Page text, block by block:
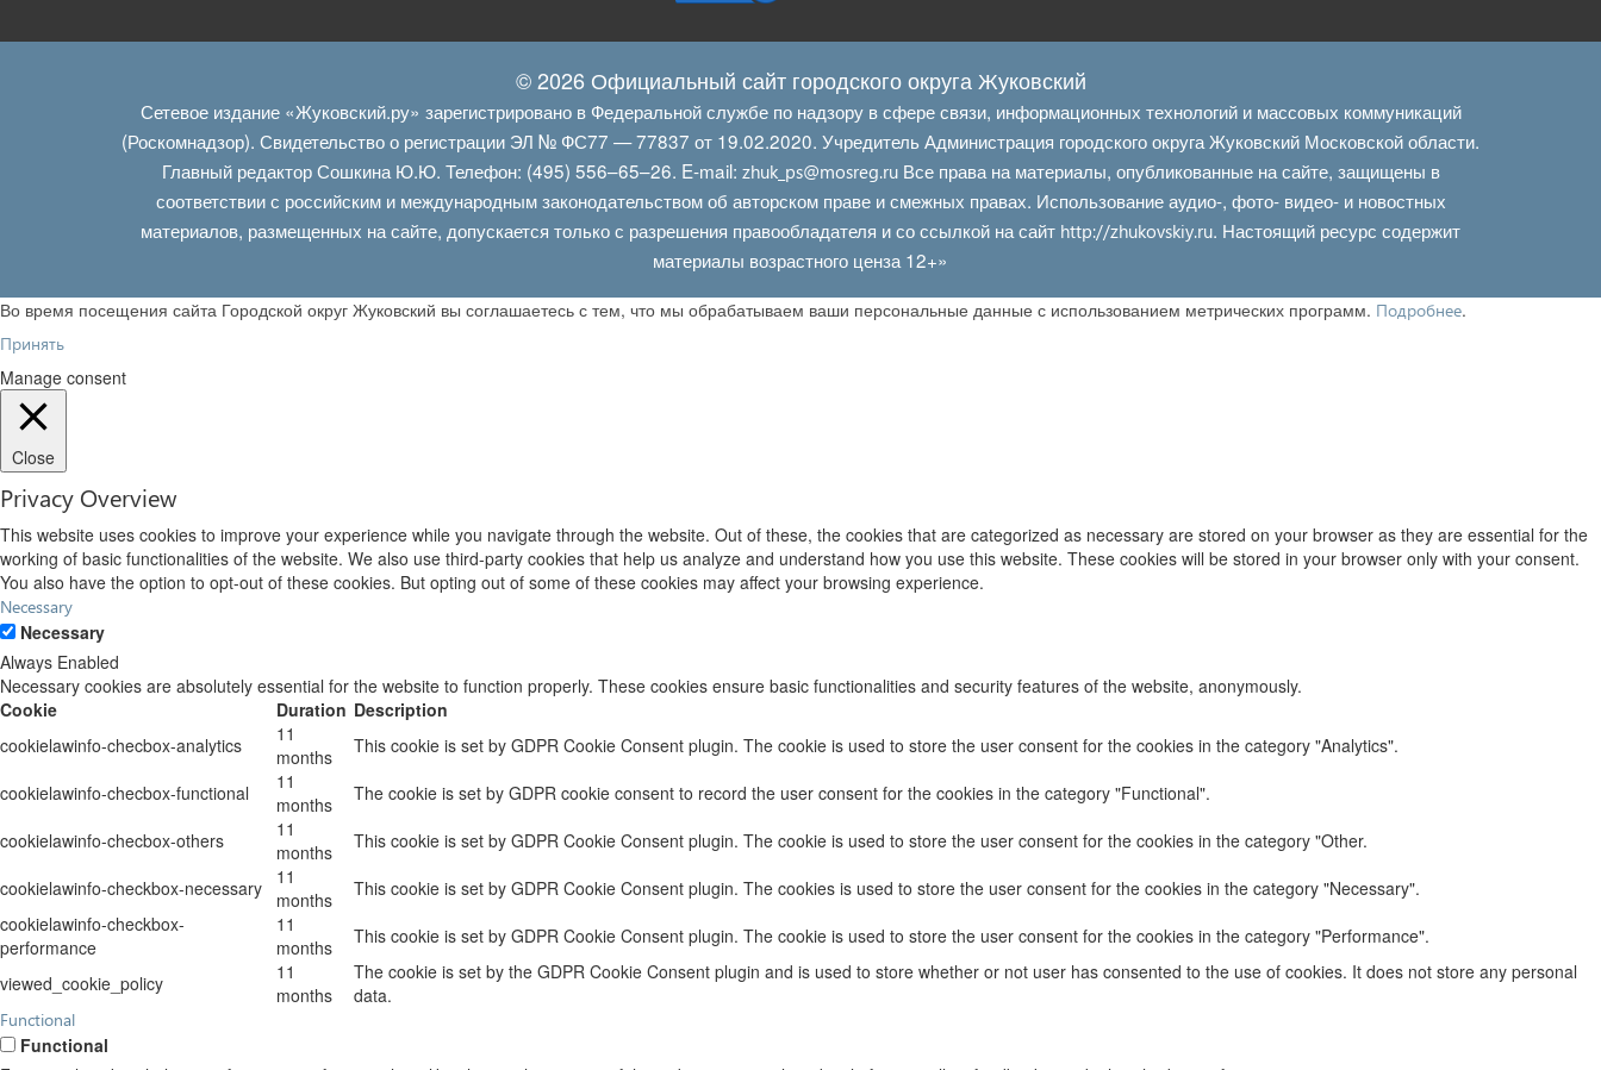
© 2026 Официальный сайт городского округа Жуковский
Сетевое издание «Жуковский.ру» зарегистрировано в Федеральной службе по надзору в сфере связи, информационных технологий и массовых коммуникаций
(Роскомнадзор). Свидетельство о регистрации ЭЛ № ФС77 — 77837 от 19.02.2020. Учредитель Администрация городского округа Жуковский Московской области.
Главный редактор Сошкина Ю.Ю. Телефон: (495) 556–65–26. E‑mail: zhuk_ps@mosreg.ruВсе права на материалы, опубликованные на сайте, защищены в
соответствии с российским и международным законодательством об авторском праве и смежных правах. Использование аудио-, фото- видео- и новостных
материалов, размещенных на сайте, допускается только с разрешения правообладателя и со ссылкой на сайт http://zhukovskiy.ru. Настоящий ресурс содержит
материалы возрастного ценза 12+»
Во время посещения сайта Городской округ Жуковский вы соглашаетесь с тем, что мы обрабатываем ваши персональные данные с использованием метрических программ. Подробнее.
Принять
Manage consent
Close
Privacy Overview
This website uses cookies to improve your experience while you navigate through the website. Out of these, the cookies that are categorized as necessary are stored on your browser as they are essential for the
working of basic functionalities of the website. We also use third-party cookies that help us analyze and understand how you use this website. These cookies will be stored in your browser only with your consent.
You also have the option to opt-out of these cookies. But opting out of some of these cookies may affect your browsing experience.
Necessary
Necessary
Always Enabled
Necessary cookies are absolutely essential for the website to function properly. These cookies ensure basic functionalities and security features of the website, anonymously.
Cookie
Duration Description
cookielawinfo-checbox-analytics
11
months
This cookie is set by GDPR Cookie Consent plugin. The cookie is used to store the user consent for the cookies in the category "Analytics".
cookielawinfo-checbox-functional
11
months
The cookie is set by GDPR cookie consent to record the user consent for the cookies in the category "Functional".
cookielawinfo-checbox-others
11
months
This cookie is set by GDPR Cookie Consent plugin. The cookie is used to store the user consent for the cookies in the category "Other.
cookielawinfo-checkbox-necessary
11
months
This cookie is set by GDPR Cookie Consent plugin. The cookies is used to store the user consent for the cookies in the category "Necessary".
cookielawinfo-checkbox-
performance
11
months
This cookie is set by GDPR Cookie Consent plugin. The cookie is used to store the user consent for the cookies in the category "Performance".
viewed_cookie_policy
11
months
The cookie is set by the GDPR Cookie Consent plugin and is used to store whether or not user has consented to the use of cookies. It does not store any personal
data.
Functional
Functional